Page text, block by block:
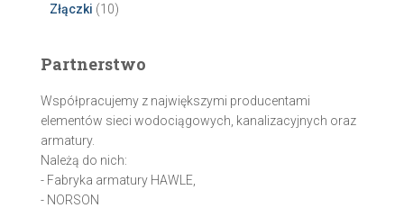
Złączki (10)
Partnerstwo
Współpracujemy z największymi producentami
elementów sieci wodociągowych, kanalizacyjnych oraz
armatury.
Należą do nich:
- Fabryka armatury HAWLE,
- NORSON